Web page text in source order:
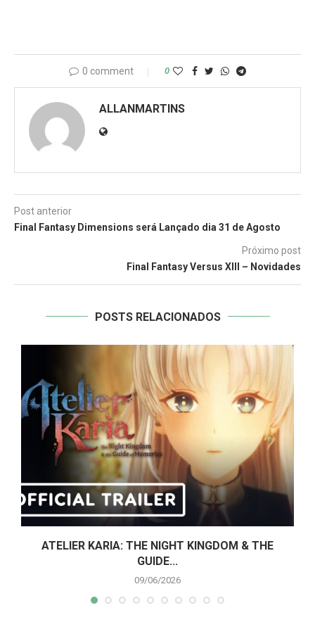
0 comment 0
ALLANMARTINS
Post anterior
Final Fantasy Dimensions será Lançado dia 31 de Agosto
Próximo post
Final Fantasy Versus XIII – Novidades
POSTS RELACIONADOS
ATELIER KARIA: THE NIGHT KINGDOM & THE
GUIDE...
09/06/2026